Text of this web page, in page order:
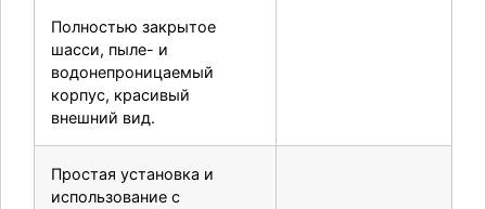
Полностью закрытое
шасси, пыле- и
водонепроницаемый
корпус, красивый
внешний вид.
Простая установка и
использование с